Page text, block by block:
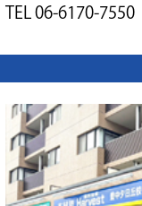
TEL 06-6170-7550